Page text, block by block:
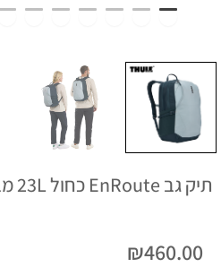
תיק גב EnRoute כחול 23L מבית Thule
₪460.00